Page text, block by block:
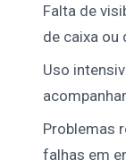
Falta de
de caixa ou
Uso
Problemas
falhas em